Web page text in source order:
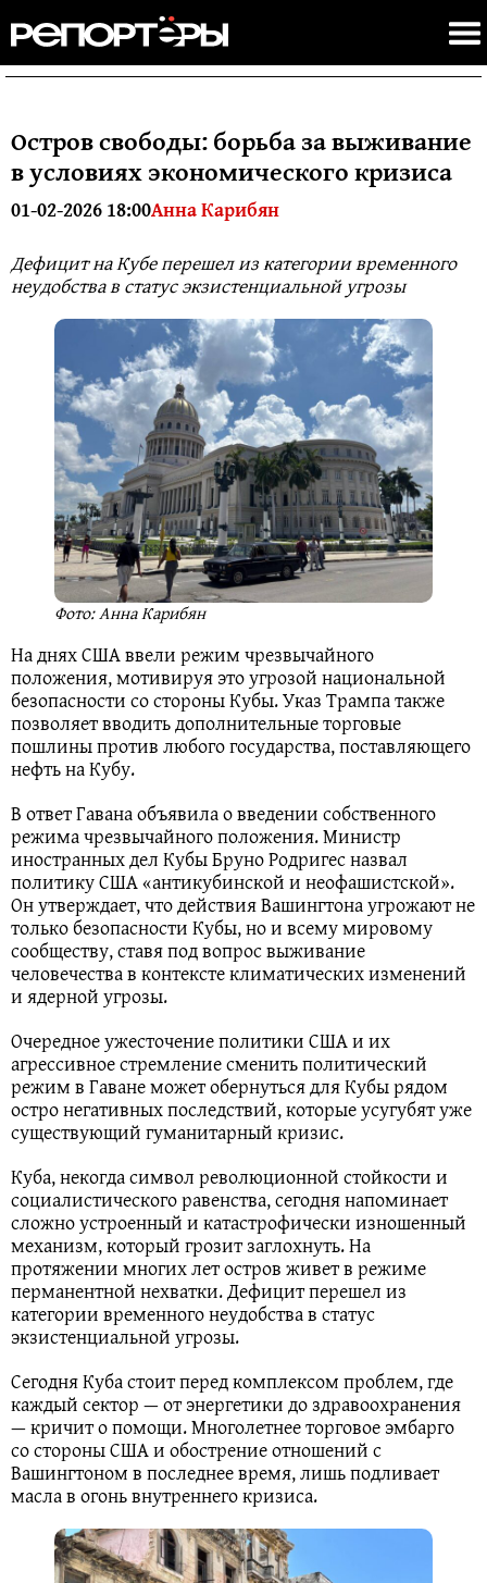
Остров свободы: борьба за выживание
в условиях экономического кризиса
01-02-2026 18:00Анна Карибян
Дефицит на Кубе перешел из категории временного
неудобства в статус экзистенциальной угрозы
Фото: Анна Карибян
На днях США ввели режим чрезвычайного
положения, мотивируя это угрозой национальной
безопасности со стороны Кубы. Указ Трампа также
позволяет вводить дополнительные торговые
пошлины против любого государства, поставляющего
нефть на Кубу.
В ответ Гавана объявила о введении собственного
режима чрезвычайного положения. Министр
иностранных дел Кубы Бруно Родригес назвал
политику США «антикубинской и неофашистской».
Он утверждает, что действия Вашингтона угрожают не
только безопасности Кубы, но и всему мировому
сообществу, ставя под вопрос выживание
человечества в контексте климатических изменений
и ядерной угрозы.
Очередное ужесточение политики США и их
агрессивное стремление сменить политический
режим в Гаване может обернуться для Кубы рядом
остро негативных последствий, которые усугубят уже
существующий гуманитарный кризис.
Куба, некогда символ революционной стойкости и
социалистического равенства, сегодня напоминает
сложно устроенный и катастрофически изношенный
механизм, который грозит заглохнуть. На
протяжении многих лет остров живет в режиме
перманентной нехватки. Дефицит перешел из
категории временного неудобства в статус
экзистенциальной угрозы.
Сегодня Куба стоит перед комплексом проблем, где
каждый сектор — от энергетики до здравоохранения
— кричит о помощи. Многолетнее торговое эмбарго
со стороны США и обострение отношений с
Вашингтоном в последнее время, лишь подливает
масла в огонь внутреннего кризиса.